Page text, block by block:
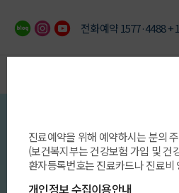
전화예약 1577·4488 + 1
의료진/진료일정